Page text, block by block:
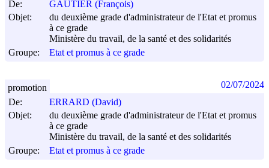
De:
GAUTIER (François)
Objet:
du deuxième grade d'administrateur de l'Etat et promus
à ce grade
Ministère du travail, de la santé et des solidarités
Groupe:
Etat et promus à ce grade
De:
ERRARD (David)
Objet:
du deuxième grade d'administrateur de l'Etat et promus
à ce grade
Ministère du travail, de la santé et des solidarités
Groupe:
Etat et promus à ce grade
promotion 02/07/2024